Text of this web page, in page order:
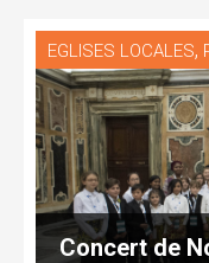
EGLISES LOCALES,
Concert de